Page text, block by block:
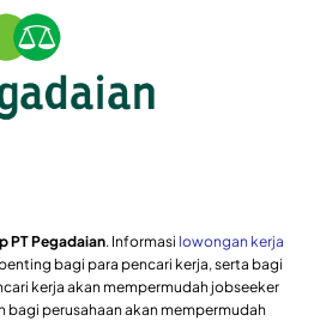
PT Pegadaian. Informasi lowongan kerja
bagi para pencari kerja, serta bagi
kerja akan mempermudah jobseeker
bagi perusahaan akan mempermudah